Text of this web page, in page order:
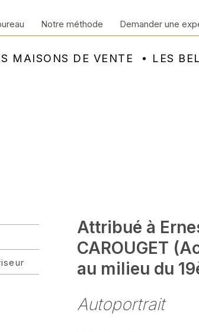
MAISONS DE VENTE LES
Notre méthode Demander une
Attribué à
CAROUGET
au milieu du
Autoportrait